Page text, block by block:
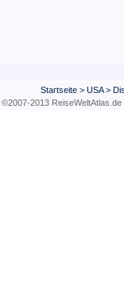
Startseite > USA>
©2007-2013